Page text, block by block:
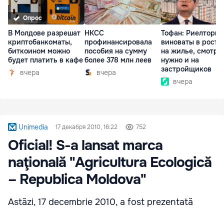
Опрос
В Молдове разрешат
криптобанкоматы,
биткоином можно
будет платить в кафе
вчера
НКСС
профинансировала
пособия на сумму
более 378 млн леев
вчера
Тофан: Риелторы
виноваты в росте
на жилье,
нужно и на
застройщиков
вчера
Unimedia 17 декабря 2010, 16:22 752
Oficial! S-a lansat marca
naţională "Agricultura Ecologică
– Republica Moldova"
Astăzi, 17 decembrie 2010, a fost prezentată